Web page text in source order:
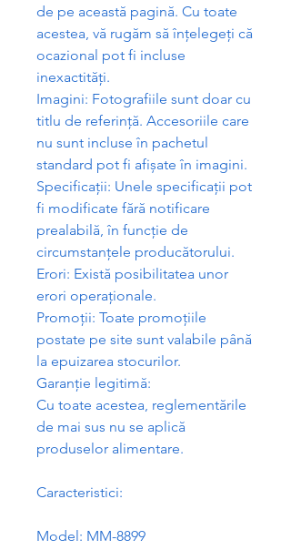
de pe această pagină. Cu toate
acestea, vă rugăm să înțelegeți că
ocazional pot fi incluse
inexactități.
Imagini: Fotografiile sunt doar cu
titlu de referință. Accesoriile care
nu sunt incluse în pachetul
standard pot fi afișate în imagini.
Specificații: Unele specificații pot
fi modificate fără notificare
prealabil ă, în funcție de
circumstanțele producătorului.
Erori: Există posibilitatea unor
erori operaționale.
Promoții: Toate promoțiile
postate pe site sunt valabile până
la epuizarea stocurilor.
Garanție legitimă:
Cu toate acestea, reglementările
de mai sus nu se aplică
produselor alimentare.
Caracteristici:
Model: MM-8899